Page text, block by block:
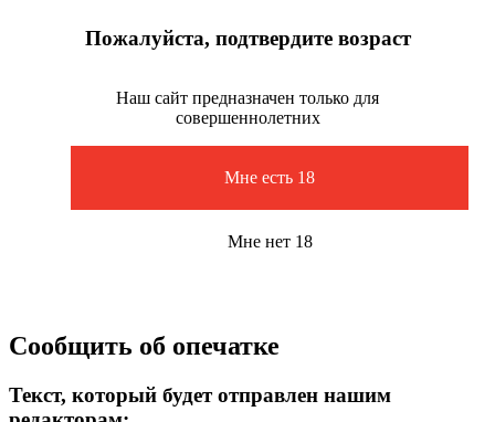
Пожалуйста, подтвердите возраст
Наш сайт предназначен только для
совершеннолетних
Мне есть 18
Мне нет 18
Сообщить об опечатке
Текст, который будет отправлен нашим